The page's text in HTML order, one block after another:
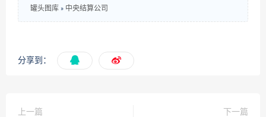
罐头图库 » 中央结算公司
分享到：
上一篇
下一篇